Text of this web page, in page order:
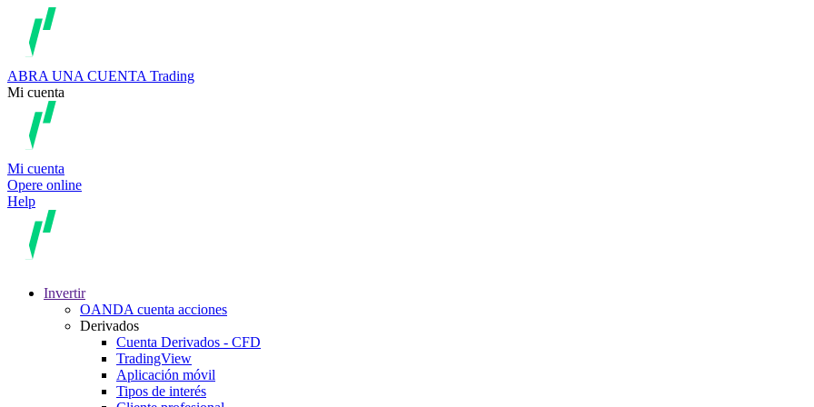
ABRA UNA CUENTA Trading
Mi cuenta
Mi cuenta
Opere online
Help
Invertir
OANDA cuenta acciones
Derivados
Cuenta Derivados - CFD
TradingView
Aplicación móvil
Tipos de interés